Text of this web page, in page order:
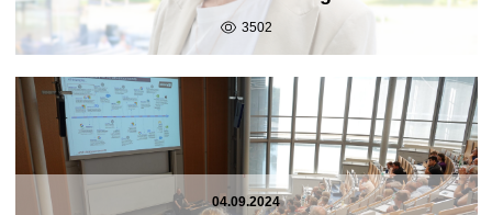
3502
04.09.2024